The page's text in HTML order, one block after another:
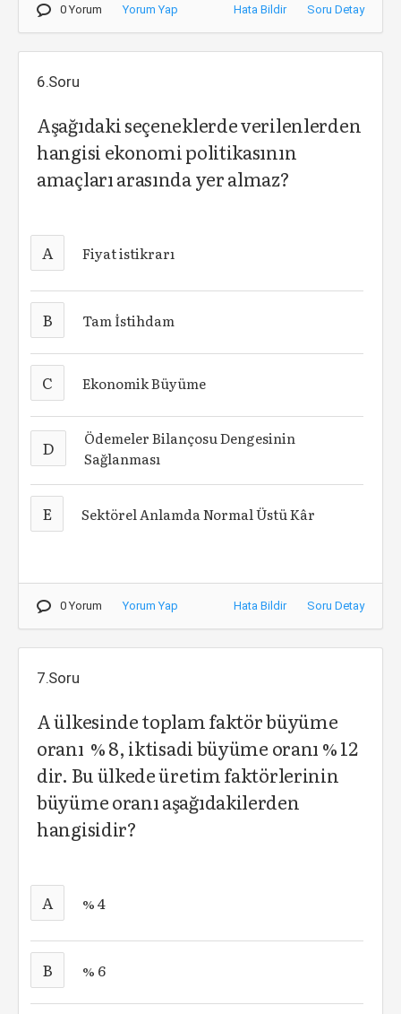
0 Yorum Yorum Yap Hata Bildir Soru Detay
6.Soru
Aşağıdaki seçeneklerde verilenlerden
hangisi ekonomi politikasının
amaçları arasında yer almaz?
A Fiyat istikrarı
B Tam İstihdam
C Ekonomik Büyüme
D
Ödemeler Bilançosu Dengesinin
Sağlanması
E Sektörel Anlamda Normal Üstü Kâr
0 Yorum Yorum Yap Hata Bildir Soru Detay
7.Soru
A ülkesinde toplam faktör büyüme
oranı % 8, iktisadi büyüme oranı % 12
dir. Bu ülkede üretim faktörlerinin
büyüme oranı aşağıdakilerden
hangisidir?
A % 4
B % 6